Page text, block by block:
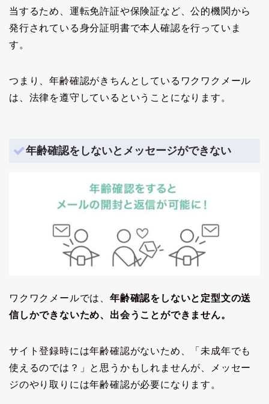
当するため、運転免許証や保険証など、公的機関から
発行されている身分証明書で本人確認を行っていま
す。
つまり、年齢確認がきちんとしているワクワクメール
は、法律を遵守しているということになります。
年齢確認をしないとメッセージができない
ワクワクメールでは、 年齢確認をしないと定型文の送
信しかできないため、出会うことができません。
サイト登録時には年齢確認がないため、「未成年でも
使えるのでは？」と思うかもしれませんが、メッセー
ジのやり取りには年齢確認が必要になります。